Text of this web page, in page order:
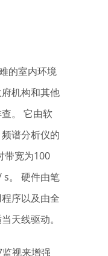
的室内环境
府机构和其他
。 它由软
谱分析仪的
带宽为100
s。 硬件由笔
序以及由全
天线驱动。
视来增强